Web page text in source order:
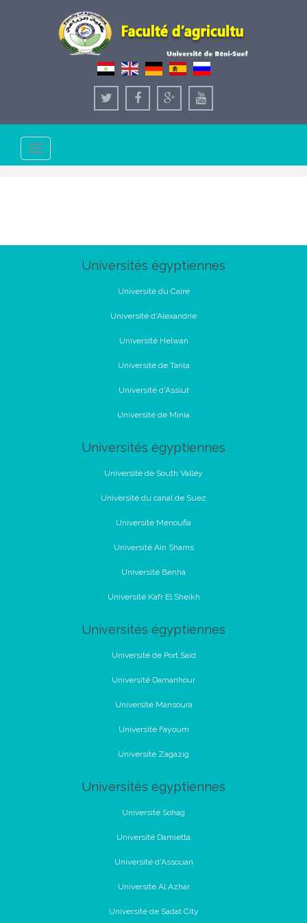
Toggle
navigation
Universités égyptiennes
Université du Caire
Université d'Alexandrie
Université Helwan
Université de Tanta
Université d'Assiut
Université de Minia
Universités égyptiennes
Université de South Valley
Université du canal de Suez
Université Menoufia
Université Ain Shams
Université Benha
Université Kafr El Sheikh
Universités égyptiennes
Université de Port Said
Université Damanhour
Université Mansoura
Université Fayoum
Université Zagazig
Universités égyptiennes
Université Sohag
Université Damietta
Université d'Assouan
Université Al Azhar
Université de Sadat City